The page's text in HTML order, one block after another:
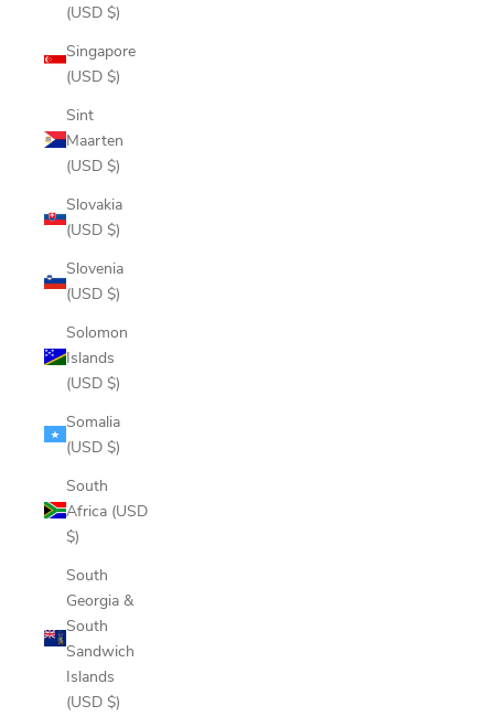
(USD $)
Singapore
(USD $)
Sint
Maarten
(USD $)
Slovakia
(USD $)
Slovenia
(USD $)
Solomon
Islands
(USD $)
Somalia
(USD $)
South
Africa (USD
$)
South
Georgia &
South
Sandwich
Islands
(USD $)